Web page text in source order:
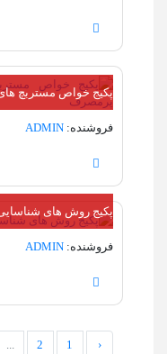
پکیج خواص مستربچ
فروشنده: ADMIN
پکیج روش های
فروشنده: ADMIN
‹
1
2
...